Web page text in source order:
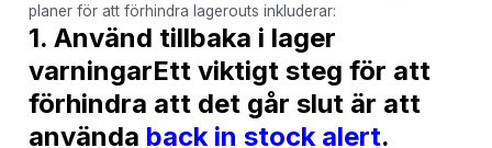
planer för att förhindra lagerouts inkluderar:
1. Använd tillbaka i lager
varningarEtt viktigt steg för att
förhindra att det går slut är att
använda back in stock alert.